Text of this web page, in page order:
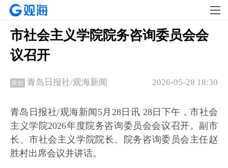
市社会主义学院院务咨询委员会会
议召开
原创 2026-05-28 18:30
青岛日报社/观海新闻
青岛日报社/观海新闻5月28日讯 28日下午，市社会
主义学院2026年度院务咨询委员会会议召开。副市
长、市社会主义学院院长、院务咨询委员会主任赵
胜村出席会议并讲话。